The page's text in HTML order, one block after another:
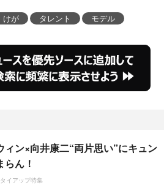
けが タレント モデル
ィン×向井康二“両片思い”にキュン
らん！
イアップ特集